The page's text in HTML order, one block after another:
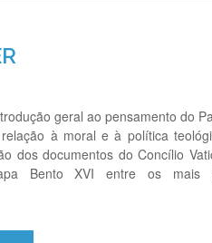
geral ao pensamento do
à moral e à política
dos documentos do Concílio
Bento XVI entre os mais